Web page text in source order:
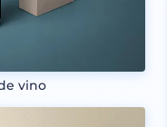
vino